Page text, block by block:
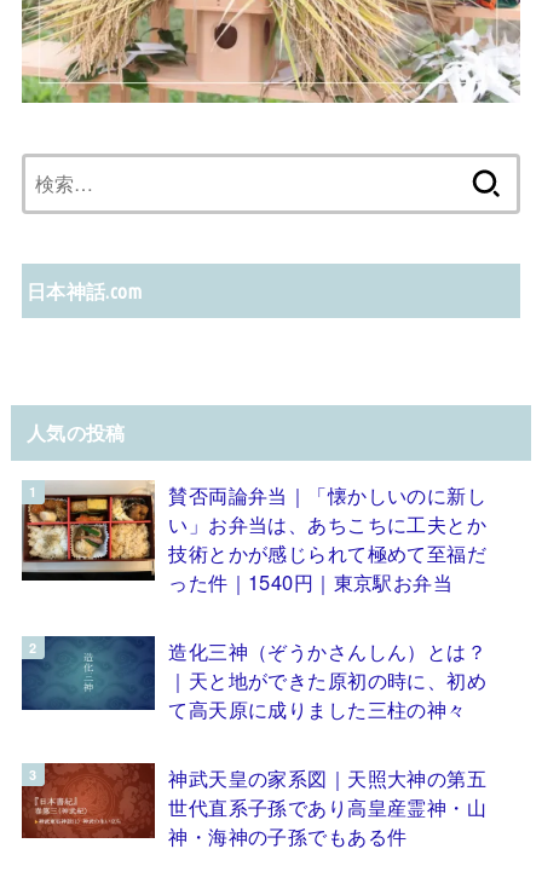
索:
日本神話.com
人気の投稿
賛否両論弁当｜「懐かしいのに新し
い」お弁当は、あちこちに工夫とか
技術とかが感じられて極めて至福だ
った件｜1540円｜東京駅お弁当
造化三神（ぞうかさんしん）とは？
｜天と地ができた原初の時に、初め
て高天原に成りました三柱の神々
神武天皇の家系図｜天照大神の第五
世代直系子孫であり高皇産霊神・山
神・海神の子孫でもある件